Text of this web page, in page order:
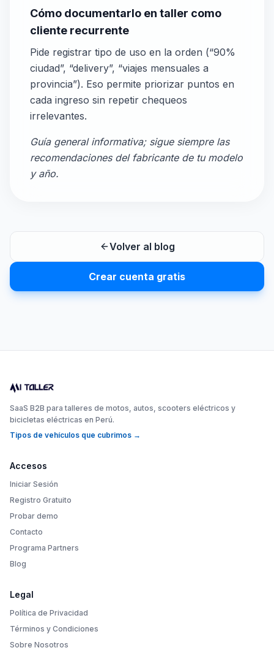
Cómo documentarlo en taller como
cliente recurrente
Pide registrar tipo de uso en la orden (“90%
ciudad”, “delivery”, “viajes mensuales a
provincia”). Eso permite priorizar puntos en
cada ingreso sin repetir chequeos
irrelevantes.
Guía general informativa; sigue siempre las
recomendaciones del fabricante de tu modelo
y año.
Volver al blog
Crear cuenta gratis
SaaS B2B para talleres de motos, autos, scooters eléctricos y
bicicletas eléctricas en Perú.
Tipos de vehículos que cubrimos →
Accesos
Iniciar Sesión
Registro Gratuito
Probar demo
Contacto
Programa Partners
Blog
Legal
Política de Privacidad
Términos y Condiciones
Sobre Nosotros